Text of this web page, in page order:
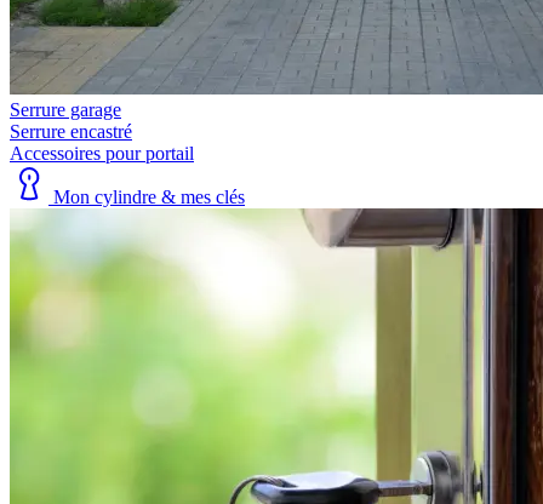
Serrure garage
Serrure encastré
Accessoires pour portail
Mon cylindre & mes clés